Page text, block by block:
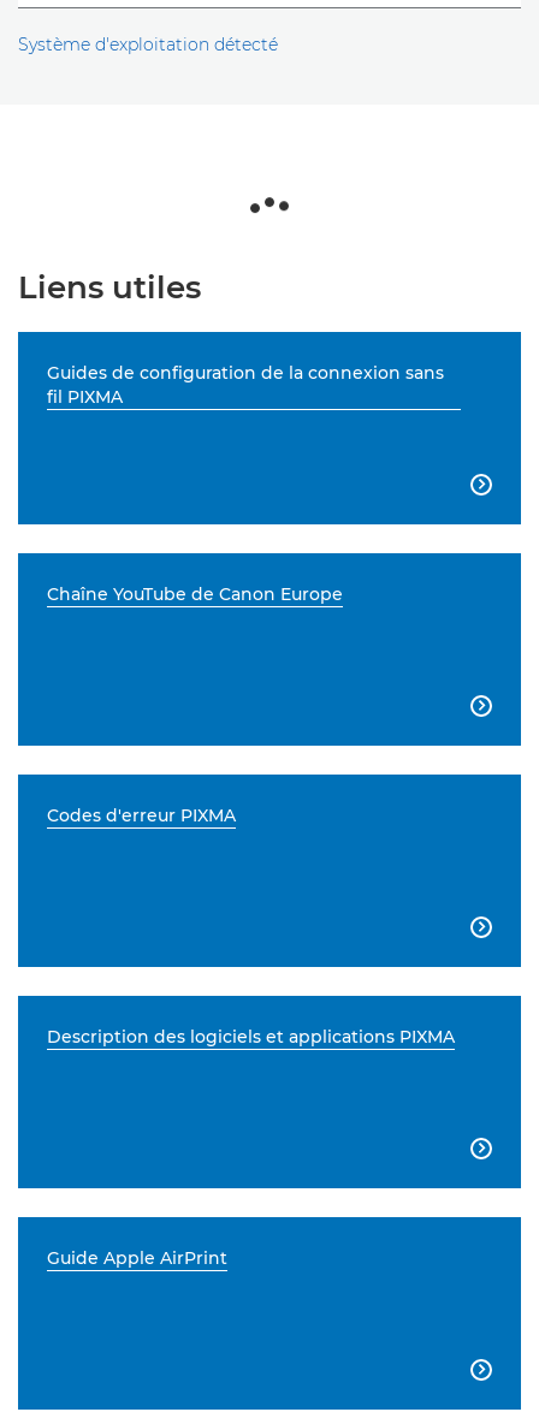
Système d'exploitation détecté
Liens utiles
Guides de configuration de la connexion sans
fil PIXMA

Chaîne YouTube de Canon Europe

Codes d'erreur PIXMA

Description des logiciels et applications PIXMA

Guide Apple AirPrint
